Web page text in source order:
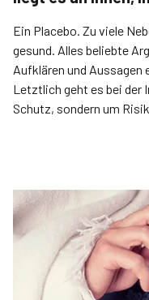
Ein Placebo. Zu viele
gesund. Alles beliebte
Aufklären und
Letztlich geht es bei der
Schutz, sondern um